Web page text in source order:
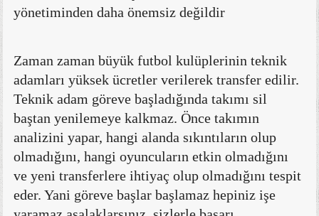
yönetiminden daha önemsiz değildir
Zaman zaman büyük futbol kulüplerinin teknik
adamları yüksek ücretler verilerek transfer edilir.
Teknik adam göreve başladığında takımı sil
baştan yenilemeye kalkmaz. Önce takımın
analizini yapar, hangi alanda sıkıntıların olup
olmadığını, hangi oyuncuların etkin olmadığını
ve yeni transferlere ihtiyaç olup olmadığını tespit
eder. Yani göreve başlar başlamaz hepiniz işe